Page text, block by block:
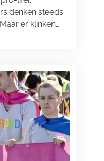
denken steeds
er klinken…